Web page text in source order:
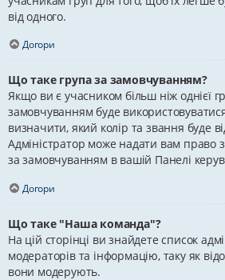
від одного.
Догори
Що таке група за замовчуванням?
Якщо ви є учасником більш ніж однієї
замовчуванням буде
визначити, який колір та звання буде
Адміністратор може надати вам право
за замовчуванням в вашій Панелі
Догори
Що таке "Наша команда"?
На цій сторінці ви знайдете список
модераторів та інформацію, таку як
вони модерують.